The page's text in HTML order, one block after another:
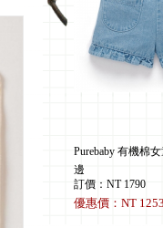
Purebaby有機棉
珊瑚紅格紋
訂價：NT 2790
優惠價：NT 1953